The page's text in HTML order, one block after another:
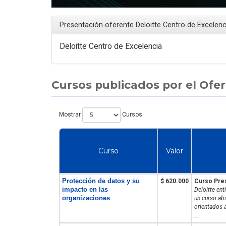
Presentación oferente Deloitte Centro de
Deloitte Centro de Excelencia
Cursos publicados por el
Mostrar Cursos
Curso Valor
Protección de datos y su
impacto en las
organizaciones
$ 620.000
Curso
Deloitte
un curso
orientados
Curso de Auditor Interno